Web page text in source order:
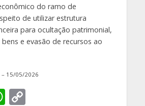
do ramo de
de utilizar estrutura
para ocultação patrimonial,
e evasão de recursos ao
15/05/2026
W C